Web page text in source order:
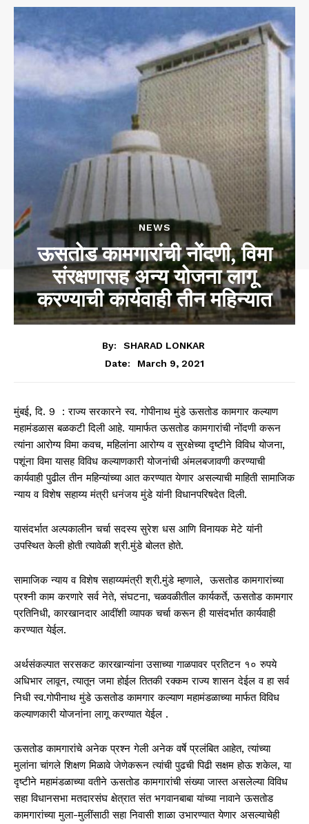
NEWS
ऊसतोड कामगारांची नोंदणी, विमा
संरक्षणासह अन्य योजना लागू
करण्याची कार्यवाही तीन महिन्यात
By:
SHARAD LONKAR
Date:
March 9, 2021
मुंबई, दि. 9 : राज्य सरकारने स्व. गोपीनाथ मुंडे ऊसतोड कामगार कल्याण
महामंडळास बळकटी दिली आहे. यामार्फत ऊसतोड कामगारांची नोंदणी करून
त्यांना आरोग्य विमा कवच, महिलांना आरोग्य व सुरक्षेच्या दृष्टीने विविध योजना,
पशूंना विमा यासह विविध कल्याणकारी योजनांची अंमलबजावणी करण्याची
कार्यवाही पुढील तीन महिन्यांच्या आत करण्यात येणार असल्याची माहिती सामाजिक
न्याय व विशेष सहाय्य मंत्री धनंजय मुंडे यांनी विधानपरिषदेत दिली.
यासंदर्भात अल्पकालीन चर्चा सदस्य सुरेश धस आणि विनायक मेटे यांनी
उपस्थित केली होती त्यावेळी श्री.मुंडे बोलत होते.
सामाजिक न्याय व विशेष सहाय्यमंत्री श्री.मुंडे म्हणाले, ऊसतोड कामगारांच्या
प्रश्नी काम करणारे सर्व नेते, संघटना, चळवळीतील कार्यकर्ते, ऊसतोड कामगार
प्रतिनिधी, कारखानदार आदींशी व्यापक चर्चा करून ही यासंदर्भात कार्यवाही
करण्यात येईल.
अर्थसंकल्पात सरसकट कारखान्यांना उसाच्या गाळपावर प्रतिटन १० रुपये
अधिभार लावून, त्यातून जमा होईल तितकी रक्कम राज्य शासन देईल व हा सर्व
निधी स्व.गोपीनाथ मुंडे ऊसतोड कामगार कल्याण महामंडळाच्या मार्फत विविध
कल्याणकारी योजनांना लागू करण्यात येईल .
ऊसतोड कामगारांचे अनेक प्रश्न गेली अनेक वर्षे प्रलंबित आहेत, त्यांच्या
मुलांना चांगले शिक्षण मिळावे जेणेकरून त्यांची पुढची पिढी सक्षम होऊ शकेल, या
दृष्टीने महामंडळाच्या वतीने ऊसतोड कामगारांची संख्या जास्त असलेल्या विविध
सहा विधानसभा मतदारसंघ क्षेत्रात संत भगवानबाबा यांच्या नावाने ऊसतोड
कामगारांच्या मुला-मुलींसाठी सहा निवासी शाळा उभारण्यात येणार असल्याचेही